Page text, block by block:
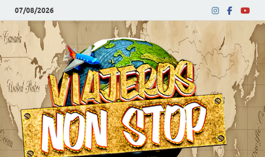
07/08/2026
Blog
de
viajes